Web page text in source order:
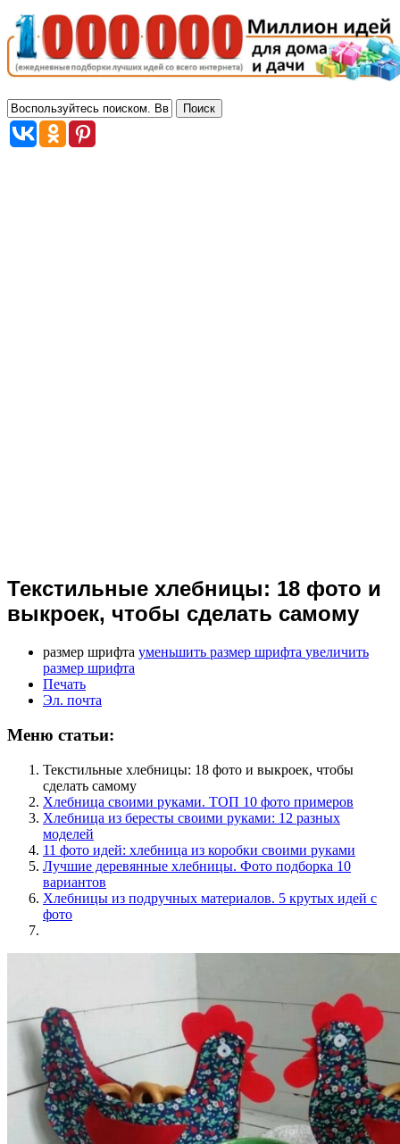
Текстильные хлебницы: 18 фото и
выкроек, чтобы сделать самому
размер шрифта уменьшить размер шрифта увеличить
размер шрифта
Печать
Эл. почта
Меню статьи:
Текстильные хлебницы: 18 фото и выкроек, чтобы
сделать самому
Хлебница своими руками. ТОП 10 фото примеров
Хлебница из бересты своими руками: 12 разных
моделей
11 фото идей: хлебница из коробки своими руками
Лучшие деревянные хлебницы. Фото подборка 10
вариантов
Хлебницы из подручных материалов. 5 крутых идей с
фото